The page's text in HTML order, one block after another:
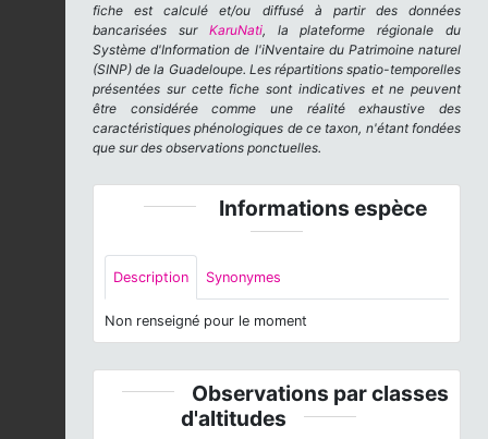
fiche est calculé et/ou diffusé à partir des données
bancarisées sur KaruNati, la plateforme régionale du
Système d'Information de l'iNventaire du Patrimoine naturel
(SINP) de la Guadeloupe. Les répartitions spatio-temporelles
présentées sur cette fiche sont indicatives et ne peuvent
être considérée comme une réalité exhaustive des
caractéristiques phénologiques de ce taxon, n'étant fondées
que sur des observations ponctuelles.
Informations espèce
Description Synonymes
Non renseigné pour le moment
Observations par classes
d'altitudes